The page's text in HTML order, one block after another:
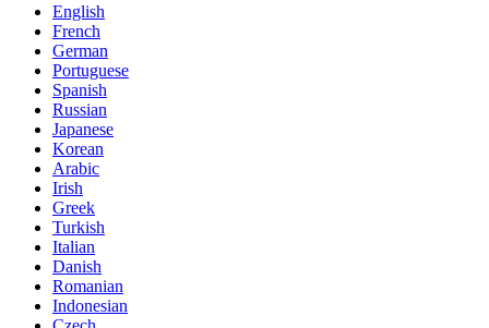
English
French
German
Portuguese
Spanish
Russian
Japanese
Korean
Arabic
Irish
Greek
Turkish
Italian
Danish
Romanian
Indonesian